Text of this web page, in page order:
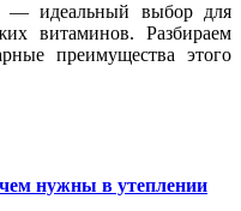
— идеальный выбор для
витаминов. Разбираем
преимущества этого
нужны в утеплении